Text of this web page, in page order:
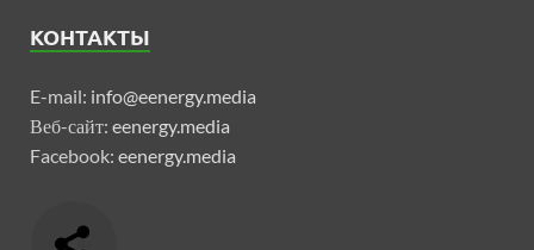
КОНТАКТЫ
E-mail: info@eenergy.media
Веб-сайт: eenergy.media
Facebook: eenergy.media